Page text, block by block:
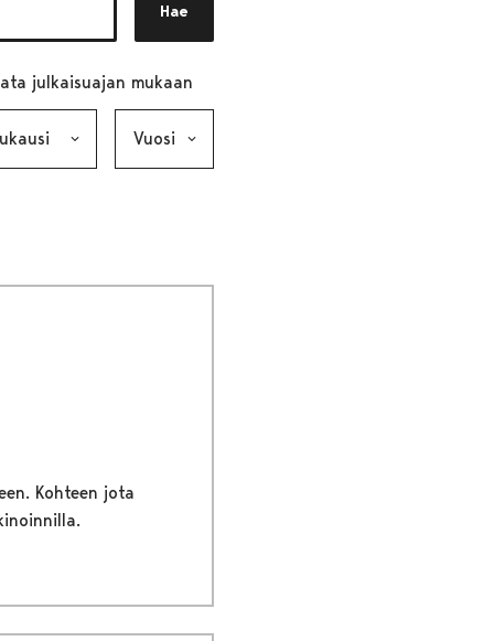
Hae
julkaisuajan mukaan
Kohteen jota